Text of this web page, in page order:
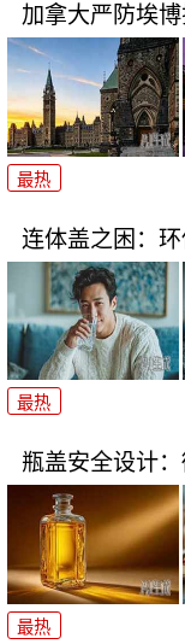
加拿大严防埃
最热
连体盖之困：
最热
瓶盖安全设计
最热